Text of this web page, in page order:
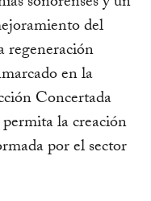
del
regeneración
en la
Concertada
la creación
por el sector